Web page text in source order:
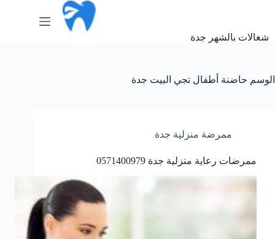
شغالات بالشهر جدة
الوسم حاضنة أطفال تجي البيت جدة
ممرضة منزلية جدة
ممرضات رعاية منزلية جدة 0571400979